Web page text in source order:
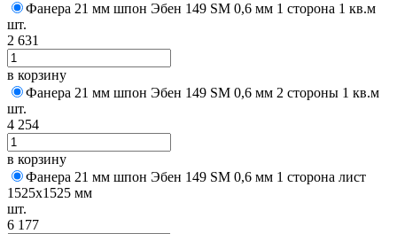
Фанера 21 мм шпон Эбен 149 SM 0,6 мм 1 сторона 1 кв.м
шт.
2 631
в корзину
Фанера 21 мм шпон Эбен 149 SM 0,6 мм 2 стороны 1 кв.м
шт.
4 254
в корзину
Фанера 21 мм шпон Эбен 149 SM 0,6 мм 1 сторона лист
1525х1525 мм
шт.
6 177